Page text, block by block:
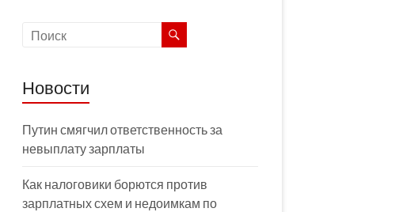
Новости
Путин смягчил ответственность за
невыплату зарплаты
Как налоговики борются против
зарплатных схем и недоимкам по